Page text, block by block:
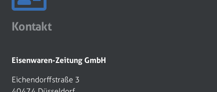
Kontakt
Eisenwaren-Zeitung GmbH
Eichendorffstraße 3